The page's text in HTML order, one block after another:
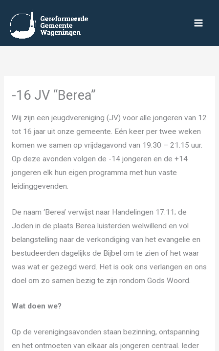
naar
inhoud
-16 JV “Berea”
Wij zijn een jeugdvereniging (JV) voor alle jongeren van 12
tot 16 jaar uit onze gemeente. Eén keer per twee weken
komen we samen op vrijdagavond van 19.30 – 21.15 uur.
Op deze avonden volgen de -14 jongeren en de +14
jongeren elk hun eigen programma met hun vaste
leidinggevenden.
De naam ‘Berea’ verwijst naar Handelingen 17:11; de
Joden in de plaats Berea luisterden welwillend en vol
belangstelling naar de verkondiging van het evangelie en
bestudeerden dagelijks de Bijbel om te zien of het waar
was wat er gezegd werd. Het is ook ons verlangen en ons
doel om zo samen bezig te zijn rondom Gods Woord.
Wat doen we?
Op de verenigingsavonden staan bezinning, ontspanning
en het ontmoeten van elkaar als jongeren centraal. Ieder